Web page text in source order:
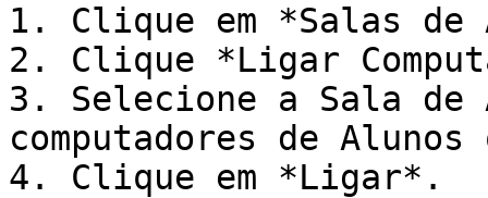
1. Clique em *Salas de
2. Clique *Ligar
3. Selecione a Sala de
computadores de
4. Clique em *Ligar*.